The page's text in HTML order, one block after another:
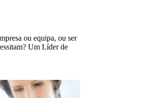
ou equipa, ou ser
Um Líder de